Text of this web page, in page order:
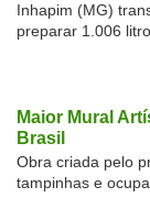
Inhapim (MG)
preparar 1.006
Maior Mural
Brasil
Obra criada pelo
tampinhas e